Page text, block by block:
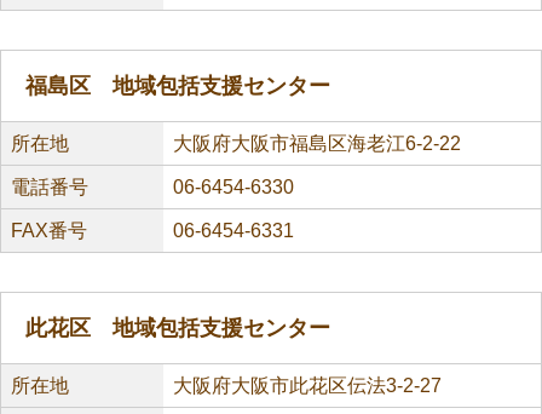
福島区 地域包括支援センター
所在地 大阪府大阪市福島区海老江6-2-22
電話番号 06-6454-6330
FAX番号 06-6454-6331
此花区 地域包括支援センター
所在地 大阪府大阪市此花区伝法3-2-27